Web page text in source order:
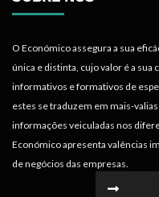
O Económico assegura a sua
única e distinta, cujo valor é a
informativos e formativos de
estes se traduzem em mais-
informações veiculadas nos
Económico apresenta valências
de negócios das empresas.